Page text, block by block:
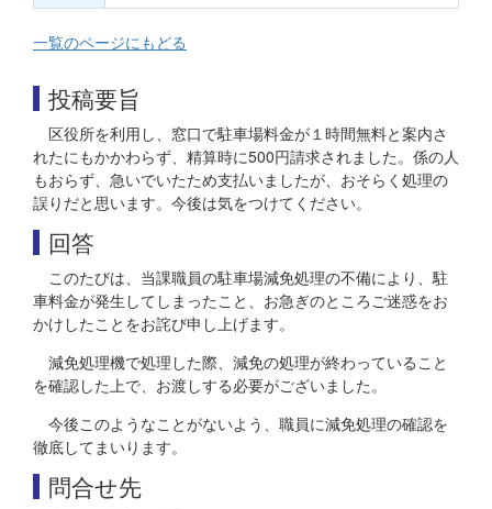
一覧のページにもどる
投稿要旨
区役所を利用し、窓口で駐車場料金が１時間無料と案内さ
れたにもかかわらず、精算時に500円請求されました。係の人
もおらず、急いでいたため支払いましたが、おそらく処理の
誤りだと思います。今後は気をつけてください。
回答
このたびは、当課職員の駐車場減免処理の不備により、駐
車料金が発生してしまったこと、お急ぎのところご迷惑をお
かけしたことをお詫び申し上げます。
減免処理機で処理した際、減免の処理が終わっていること
を確認した上で、お渡しする必要がございました。
今後このようなことがないよう、職員に減免処理の確認を
徹底してまいります。
問合せ先